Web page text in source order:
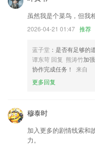
优化APP性能，提高加载速度
重构应用功能页面
修改隐私
修复：无法修改阅读时间问题；
联系我们
修改。
虽然我是个菜鸟，但我
2026-04-21 01:47 推荐
蓝子堂 ：是否有足够的
谭东苛 回复 熊涛竹加
协作完成任务！
来自
更多回复
穆泰时
加入更多的剧情线索和
力。